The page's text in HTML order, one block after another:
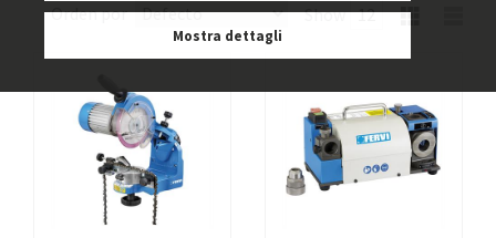
Mostra dettagli
Show
Orden por